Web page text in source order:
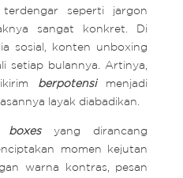
terdengar seperti jargon
sangat konkret. Di
sosial, konten unboxing
setiap bulannya. Artinya,
berpotensimenjadi
layak diabadikan.
boxesyang dirancang
momen kejutan
warna kontras, pesan